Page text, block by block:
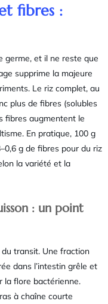
fibres :
germe, et il ne reste que
supprime la majeure
Le riz complet, au
plus de fibres (solubles
fibres augmentent le
En pratique, 100 g
g de fibres pour du riz
la variété et la
: un point
du transit. Une fraction
dans l’intestin grêle et
la flore bactérienne.
à chaîne courte